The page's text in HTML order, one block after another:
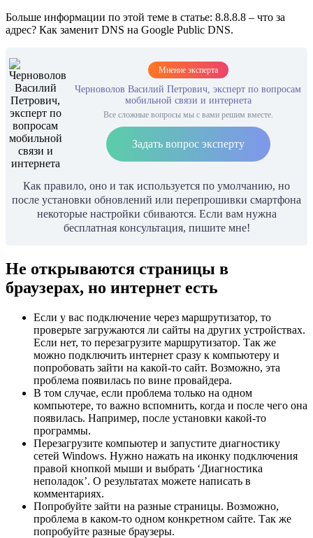
Больше информации по этой теме в статье: 8.8.8.8 – что за
адрес? Как заменит DNS на Google Public DNS.
Мнение эксперта
Черноволов Василий Петрович, эксперт по вопросам
мобильной связи и интернета
Все сложные вопросы мы с вами решим вместе.
Задать вопрос эксперту
Как правило, оно и так используется по умолчанию, но
после установки обновлений или перепрошивки смартфона
некоторые настройки сбиваются. Если вам нужна
бесплатная консультация, пишите мне!
Не открываются страницы в
браузерах, но интернет есть
Если у вас подключение через маршрутизатор, то
проверьте загружаются ли сайты на других устройствах.
Если нет, то перезагрузите маршрутизатор. Так же
можно подключить интернет сразу к компьютеру и
попробовать зайти на какой-то сайт. Возможно, эта
проблема появилась по вине провайдера.
В том случае, если проблема только на одном
компьютере, то важно вспомнить, когда и после чего она
появилась. Например, после установки какой-то
программы.
Перезагрузите компьютер и запустите диагностику
сетей Windows. Нужно нажать на иконку подключения
правой кнопкой мыши и выбрать ‘Диагностика
неполадок’. О результатах можете написать в
комментариях.
Попробуйте зайти на разные страницы. Возможно,
проблема в каком-то одном конкретном сайте. Так же
попробуйте разные браузеры.